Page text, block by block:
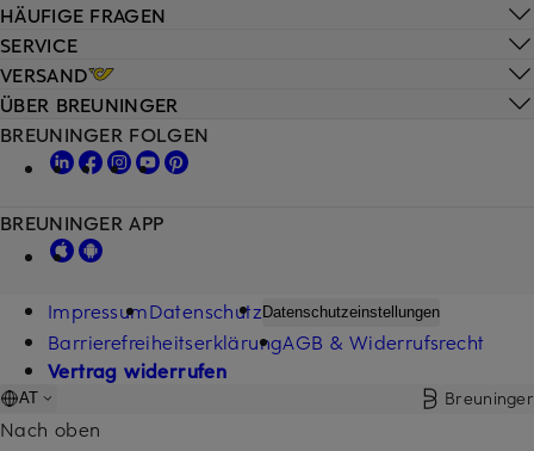
HÄUFIGE FRAGEN
SERVICE
VERSAND
ÜBER BREUNINGER
BREUNINGER FOLGEN
BREUNINGER APP
ImpressumDatenschutz Datenschutzeinstellungen
BarrierefreiheitserklärungAGB & Widerrufsrecht
Vertrag widerrufen
AT Breuninger
Nach oben